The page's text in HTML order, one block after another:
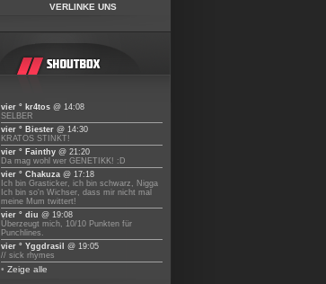
VERLINKE UNS
vier ° kr4tos @ 14:08
SELBER
vier ° Biester @ 14:30
KRATOS STINKT!
vier ° Fainthy @ 21:20
Da mag wohl wer GENETIKK! :D
vier ° Chakuza @ 17:18
Ich bin Grasticker, ich bin schwarz, Nigga
Ich bin so'n Wichser, dass mir nicht mal
meine Mum twittert!
vier ° diu @ 19:08
Überzeugt mich, 10/10 Punkten für
Punchlines.
vier ° Yggdrasil
@ 19:05
// sick rhymes
• Zeige alle